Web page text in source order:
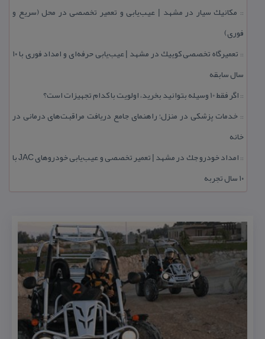
:: مكانیك سیار در مشهد | عیب‌یابی و تعمیر تخصصی در محل (سریع و
فوری)
::
تعمیرگاه تخصصی كوییك در مشهد | عیب‌یابی حرفه‌ای و امداد فوری با ۱۰
سال سابقه
:: اگر فقط 10 وسیله بتوانید بخرید، اولویت با كدام تجهیزات است؟
:: خدمات پزشكی در منزل؛ راهنمای جامع دریافت مراقبت‌های درمانی در
خانه
::
امداد خودرو جك در مشهد | تعمیر تخصصی و عیب‌یابی خودروهای JAC با
۱۰ سال تجربه